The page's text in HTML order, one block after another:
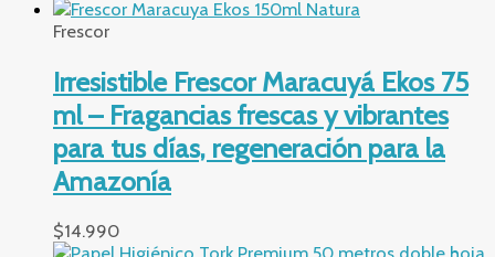
Frescor
Irresistible Frescor Maracuyá Ekos 75
ml – Fragancias frescas y vibrantes
para tus días, regeneración para la
Amazonía
$14.990